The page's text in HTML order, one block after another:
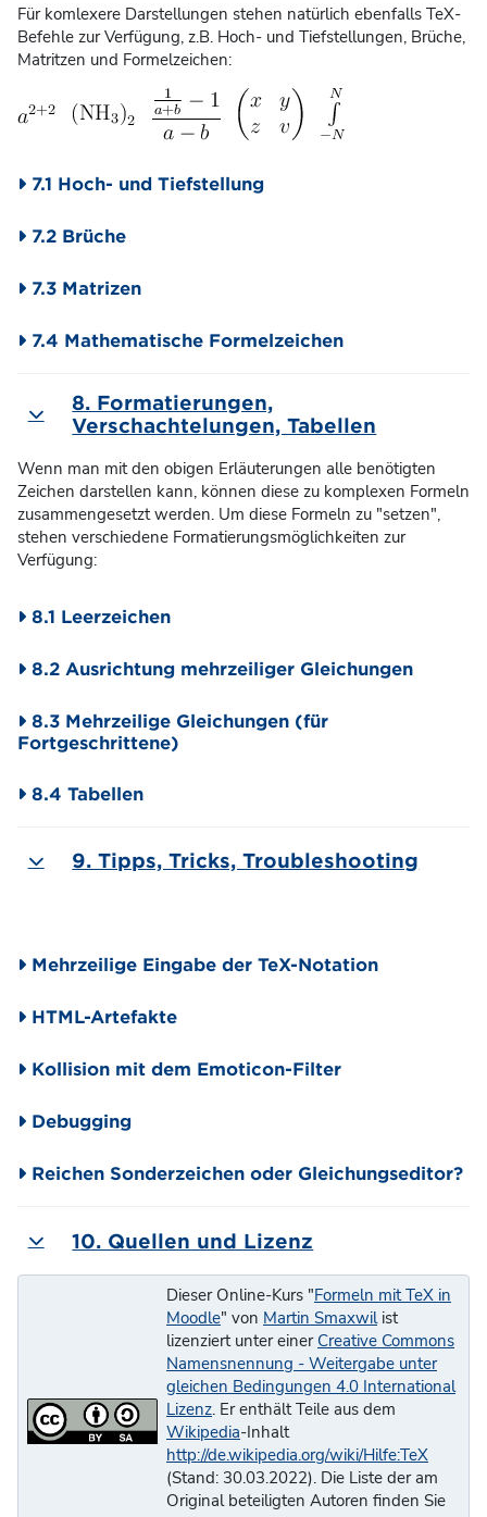
Für komlexere Darstellungen stehen natürlich ebenfalls TeX-
Befehle zur Verfügung, z.B. Hoch- und Tiefstellungen, Brüche,
Matritzen und Formelzeichen:
7.1 Hoch- und Tiefstellung
7.2 Brüche
7.3 Matrizen
7.4 Mathematische Formelzeichen
Einklappen
8. Formatierungen,
Verschachtelungen, Tabellen
Wenn man mit den obigen Erläuterungen alle benötigten
Zeichen darstellen kann, können diese zu komplexen Formeln
zusammengesetzt werden. Um diese Formeln zu "setzen",
stehen verschiedene Formatierungsmöglichkeiten zur
Verfügung:
8.1 Leerzeichen
8.2 Ausrichtung mehrzeiliger Gleichungen
8.3 Mehrzeilige Gleichungen (für
Fortgeschrittene)
8.4 Tabellen
Einklappen9. Tipps, Tricks, Troubleshooting
Mehrzeilige Eingabe der TeX-Notation
HTML-Artefakte
Kollision mit dem Emoticon-Filter
Debugging
Reichen Sonderzeichen oder Gleichungseditor?
Einklappen10. Quellen und Lizenz
Dieser Online-Kurs "Formeln mit TeX in
Moodle" von Martin Smaxwilist
lizenziert unter einer Creative Commons
Namensnennung - Weitergabe unter
gleichen Bedingungen 4.0 International
Lizenz. Er enthält Teile aus dem
Wikipedia-Inhalt
http://de.wikipedia.org/wiki/Hilfe:TeX
(Stand: 30.03.2022). Die Liste der am
Original beteiligten Autoren finden Sie